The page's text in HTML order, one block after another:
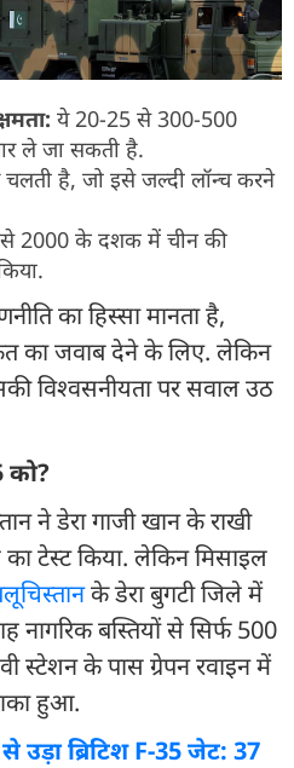
ये 20-25 से 300-500
ले जा सकती है.
है, जो इसे जल्दी लॉन्च करने
2000 के दशक में चीन की
का हिस्सा मानता है,
का जवाब देने के लिए. लेकिन
विश्वसनीयता पर सवाल उठ
को?
ने डेरा गाजी खान के राखी
टेस्ट किया. लेकिन मिसाइल
के डेरा बुगटी जिले में
नागरिक बस्तियों से सिर्फ 500
स्टेशन के पास ग्रेपन रवाइन में
हुआ.
उड़ा ब्रिटिश F-35 जेट: 37